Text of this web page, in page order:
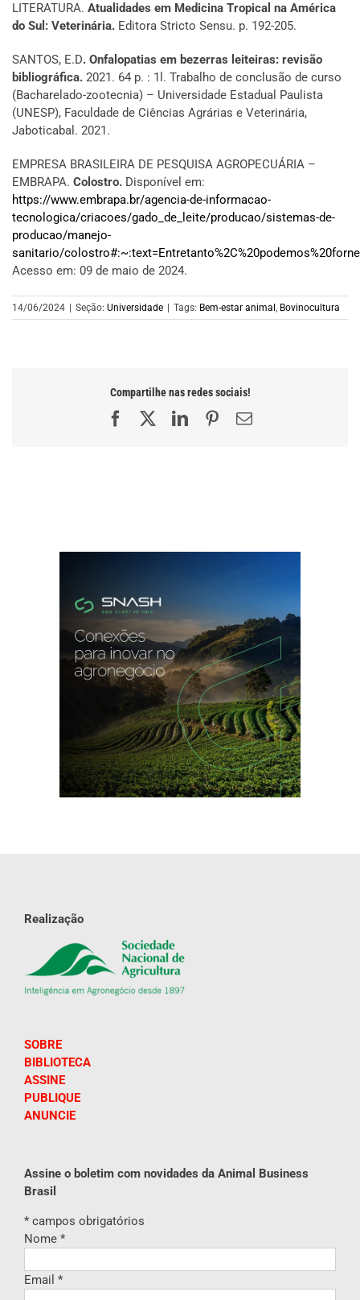
LITERATURA. Atualidades em Medicina Tropical na América
do Sul: Veterinária. Editora Stricto Sensu. p. 192-205.
SANTOS, E.D. Onfalopatias em bezerras leiteiras: revisão
bibliográfica. 2021. 64 p. : 1l. Trabalho de conclusão de curso
(Bacharelado-zootecnia) – Universidade Estadual Paulista
(UNESP), Faculdade de Ciências Agrárias e Veterinária,
Jaboticabal. 2021.
EMPRESA BRASILEIRA DE PESQUISA AGROPECUÁRIA –
EMBRAPA. Colostro. Disponível em:
https://www.embrapa.br/agencia-de-informacao-
tecnologica/criacoes/gado_de_leite/producao/sistemas-de-
producao/manejo-
sanitario/
Acesso em: 09 de maio de 2024.
14/06/2024 Seção: Universidade Tags: Bem-estar animal , Bovinocultura
Compartilhe nas redes sociais!
FacebookLinkedInPinterest
E-
Realização
SOBRE
BIBLIOTECA
ASSINE
PUBLIQUE
ANUNCIE
Assine o boletim com novidades da Animal Business
Brasil
* campos obrigatórios
Nome *
Email *